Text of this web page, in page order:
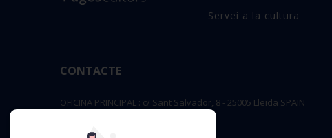
Servei a la cultura
CONTACTE
OFICINA PRINCIPAL : c/ Sant Salvador, 8 - 25005 Lleida SPAIN